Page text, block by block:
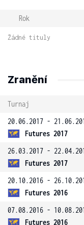
Rok
Žádné tituly
Zranění
Turnaj
20.06.2017 -
Futures 2017
26.03.2017 -
Futures 2017
20.10.2016 -
Futures 2016
07.08.2016 -
Futures 2016